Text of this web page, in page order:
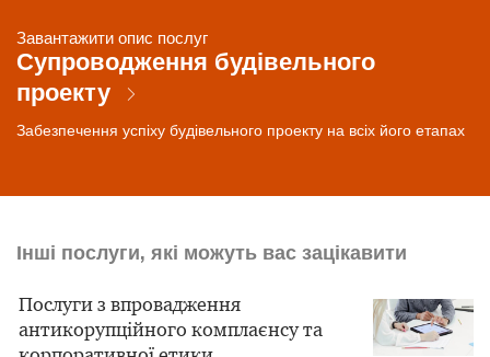
Завантажити опис послуг
Супроводження будівельного
проекту
Забезпечення успіху будівельного проекту на всіх його етапах
Інші послуги, які можуть вас зацікавити
Послуги з впровадження
антикорупційного комплаєнсу та